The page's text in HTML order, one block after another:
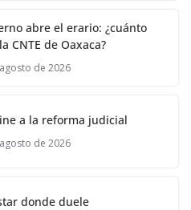
abre el erario: ¿cuánto
CNTE de Oaxaca?
de 2026
a la reforma judicial
de 2026
donde duele